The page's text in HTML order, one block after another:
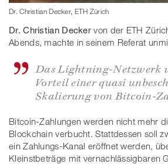
Dr. Christian Decker, ETH Zürich
Dr. Christian Decker von der ETH
Abends, machte in seinem Referat
Das Lightning-Netzwerk
Vorteil einer quasi
Skalierung von Bitcoin-
Bitcoin-Zahlungen werden nicht mehr
Blockchain verbucht. Stattdessen soll
ein Zahlungs-Kanal eröffnet werden,
Kleinstbeträge mit vernachlässigbaren